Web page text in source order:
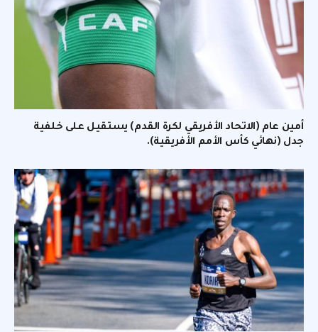
أمين عام (الاتحاد الأفريقي لكرة القدم) يستقيل على خلفية
جدل (نهائي كأس الأمم الأفريقية).